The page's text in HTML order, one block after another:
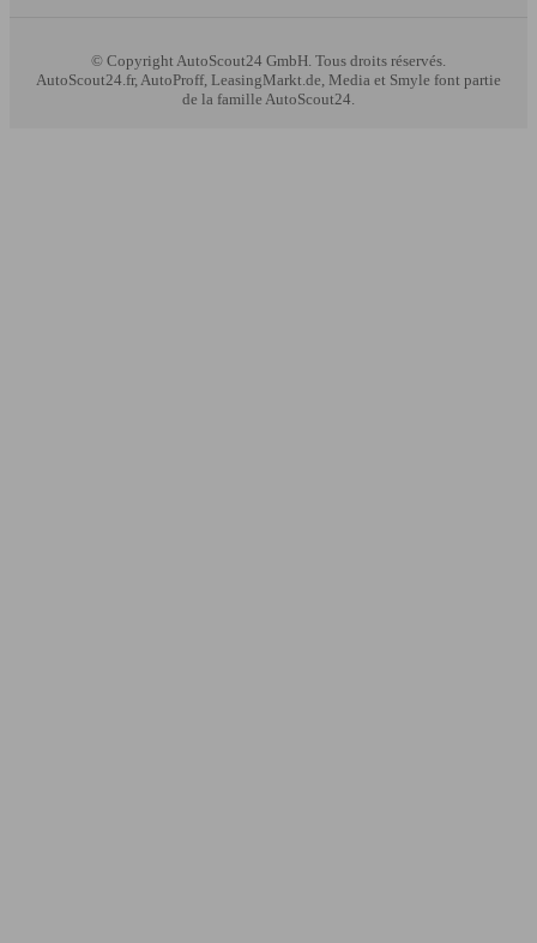
© CopyrightAutoScout24 GmbH. Tous droits réservés.
AutoScout24.fr, AutoProff, LeasingMarkt.de, Media et Smyle font partie
de la famille AutoScout24.